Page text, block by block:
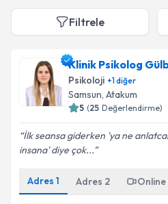
Filtrele
Klinik Psikolog
Psikoloji +1diğer
Samsun, Atakum
5 (25 Değerlendirme)
İlk seansa giderken 'ya ne
insana' diye çok...
Adres 1 Adres 2